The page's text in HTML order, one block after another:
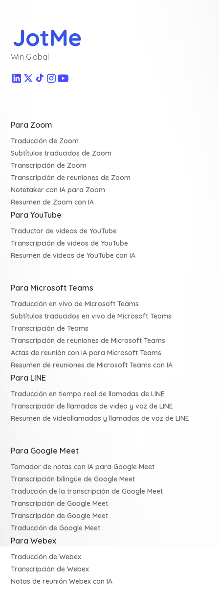
Win Global
Para Zoom
Traducción de Zoom
Subtítulos traducidos de Zoom
Transcripción de Zoom
Transcripción de reuniones de Zoom
Notetaker con IA para Zoom
Resumen de Zoom con IA
Para YouTube
Traductor de videos de YouTube
Transcripción de videos de YouTube
Resumen de videos de YouTube con IA
Para Microsoft Teams
Traducción en vivo de Microsoft Teams
Subtítulos traducidos en vivo de Microsoft Teams
Transcripción de Teams
Transcripción de reuniones de Microsoft Teams
Actas de reunión con IA para Microsoft Teams
Resumen de reuniones de Microsoft Teams con IA
Para LINE
Traducción en tiempo real de llamadas de LINE
Transcripción de llamadas de video y voz de LINE
Resumen de videollamadas y llamadas de voz de LINE
Para Google Meet
Tomador de notas con IA para Google Meet
Transcripción bilingüe de Google Meet
Traducción de la transcripción de Google Meet
Transcripción de Google Meet
Transcripción de Google Meet
Traducción de Google Meet
Para Webex
Traducción de Webex
Transcripción de Webex
Notas de reunión Webex con IA